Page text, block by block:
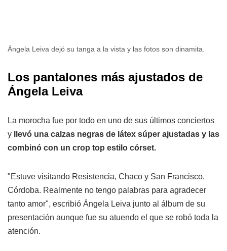
Ángela Leiva dejó su tanga a la vista y las fotos son dinamita.
Los pantalones más ajustados de
Ángela Leiva
La morocha fue por todo en uno de sus últimos conciertos
y llevó una calzas negras de látex súper ajustadas y las
combinó con un crop top estilo córset.
"Estuve visitando Resistencia, Chaco y San Francisco,
Córdoba. Realmente no tengo palabras para agradecer
tanto amor", escribió Ángela Leiva junto al álbum de su
presentación aunque fue su atuendo el que se robó toda la
atención.